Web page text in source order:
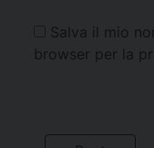
Salva il mio
browser per la